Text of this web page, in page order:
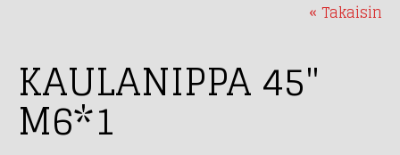
« Takaisin
KAULANIPPA 45"
M6*1